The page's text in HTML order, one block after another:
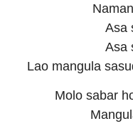
Asa
Asa
Lao mangula
Molo sabar